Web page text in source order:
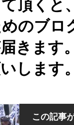
頂くと
のブロ
きます
します。
この記事